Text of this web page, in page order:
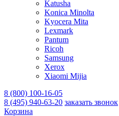
Katusha
Konica Minolta
Kyocera Mita
Lexmark
Pantum
Ricoh
Samsung
Xerox
Xiaomi Mijia
8 (800) 100-16-05
8 (495) 940-63-20 заказать звонок
Корзина